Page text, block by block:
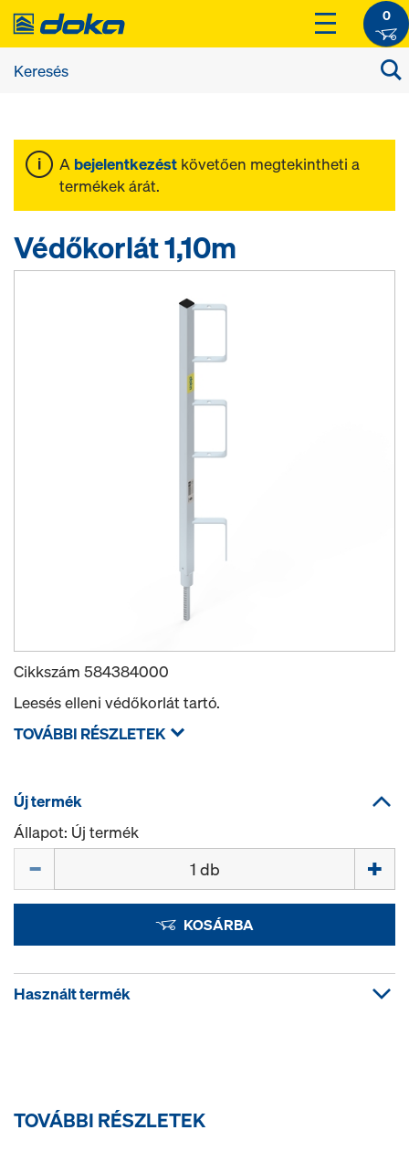
0
A bejelentkezést követően megtekintheti a
termékek árát.
Védőkorlát 1,10m
Cikkszám 584384000
Leesés elleni védőkorlát tartó.
TOVÁBBI RÉSZLETEK
Új termék
Állapot: Új termék
KOSÁRBA
Használt termék
TOVÁBBI RÉSZLETEK